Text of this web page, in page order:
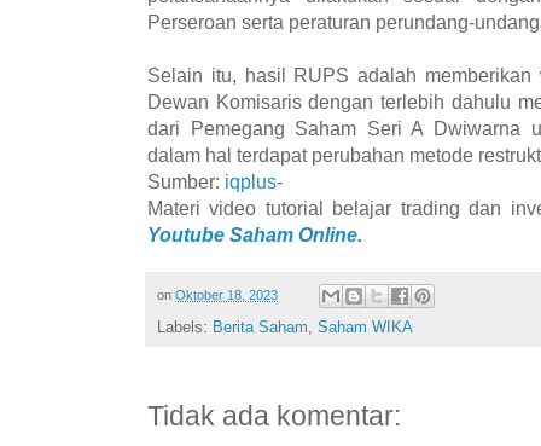
Perseroan serta peraturan perundang-
Selain itu, hasil RUPS adalah
Dewan Komisaris dengan terlebih dahulu
dari Pemegang Saham Seri A Dwiwarna
dalam hal terdapat perubahan metode
Sumber: iqplus-
Materi video tutorial belajar trading dan
Youtube Saham Online.
on Oktober 18, 2023
Labels: Berita Saham, Saham WIKA
Tidak ada komentar: